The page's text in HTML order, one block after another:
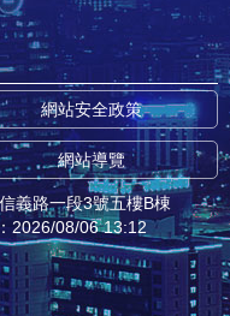
網站安全政策
網站導覽
義路一段3號五樓B棟
2026/08/06 13:12